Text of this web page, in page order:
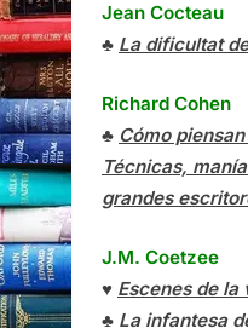
Jean Cocteau
♣ La dificultat
Richard Cohen
♣ Cómo
Técnicas,
grandes
J.M. Coetzee
♥ Escenes de
♣ La infantesa